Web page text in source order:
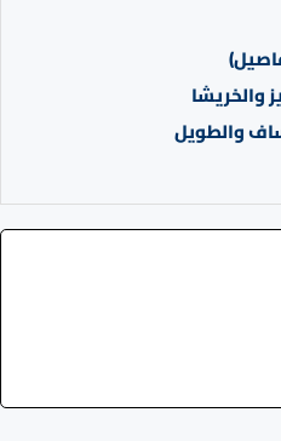
والخريشا
والطويل